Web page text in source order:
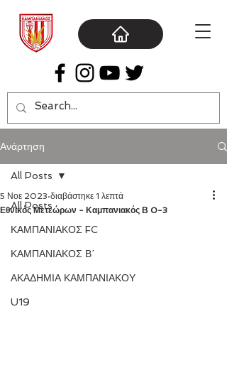
Ανάρτηση
All Posts
ΚΑΜΠΑΝΙΑΚΟΣ FC
ΚΑΜΠΑΝΙΑΚΟΣ Β΄
ΑΚΑΔΗΜΙΑ ΚΑΜΠΑΝΙΑΚΟΥ
U19
All Posts
Εθνικός Μετεώρων - Καμπανιακός Β 0-3
5 Νοε 2023 διαβάστηκε 1 λεπτά